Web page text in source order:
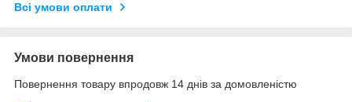
Всі умови оплати
Умови повернення
Повернення товару впродовж 14 днів за домовленістю